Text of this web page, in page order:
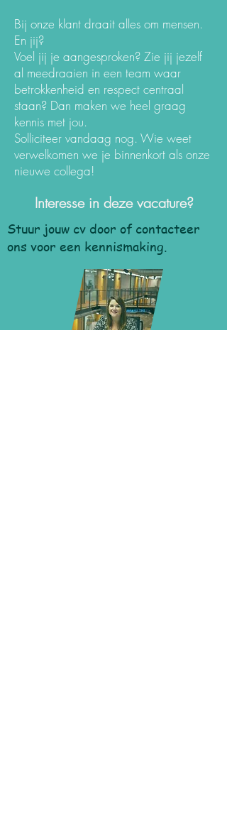
Bij onze klant draait alles om mensen.
En jij?
Voel jij je aangesproken? Zie jij jezelf
al meedraaien in een team waar
betrokkenheid en respect centraal
staan? Dan maken we heel graag
kennis met jou.
Solliciteer vandaag nog. Wie weet
verwelkomen we je binnenkort als onze
nieuwe collega!
Interesse in deze vacature?
Stuur jouw cv door of contacteer
ons voor een kennismaking.